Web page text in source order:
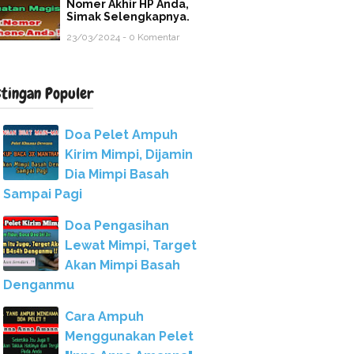
Nomer Akhir HP Anda,
Simak Selengkapnya.
23/03/2024 - 0 Komentar
Populer
Doa Pelet Ampuh
Kirim Mimpi, Dijamin
Dia Mimpi Basah
Sampai Pagi
Doa Pengasihan
Lewat Mimpi, Target
Akan Mimpi Basah
Denganmu
Cara Ampuh
Menggunakan Pelet